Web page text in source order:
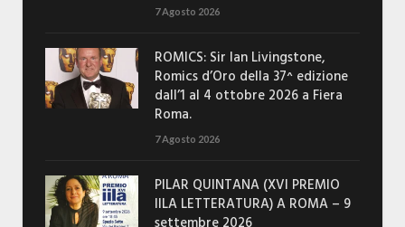
7 Agosto 2026
ROMICS: Sir Ian Livingstone,
Romics d’Oro della 37^ edizione
dall’1 al 4 ottobre 2026 a Fiera
Roma.
7 Agosto 2026
PILAR QUINTANA (XVI PREMIO
IILA LETTERATURA) A ROMA – 9